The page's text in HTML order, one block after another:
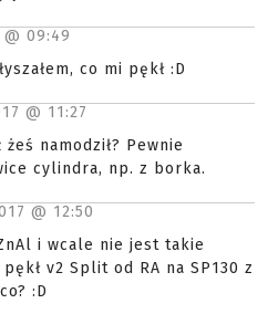
09:49
co mi pękł :D
@ 11:27
żeś namodził? Pewnie
cylindra, np. z borka.
@ 12:50
i wcale nie jest takie
v2 Split od RA na SP130 z
:D